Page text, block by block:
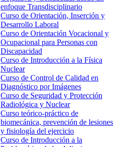
enfoque Transdisciplinario
Curso de Orientación, Inserción y
Desarrollo Laboral
Curso de Orientación Vocacional y
Ocupacional para Personas con
Discapacidad
Curso de Introducción a la Física
Nuclear
Curso de Control de Calidad en
Diagnóstico por Imágenes
Curso de Seguridad y Protección
Radiológica y Nuclear
Curso teórico-práctico de
biomecánica, prevención de lesiones
y fisiología del ejercicio
Curso de Introducción a la